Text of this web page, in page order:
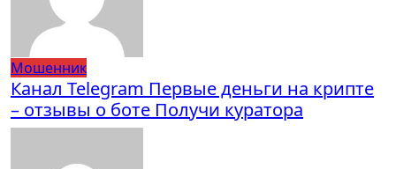
Мошенник
Канал Telegram Первые деньги на крипте
– отзывы о боте Получи куратора